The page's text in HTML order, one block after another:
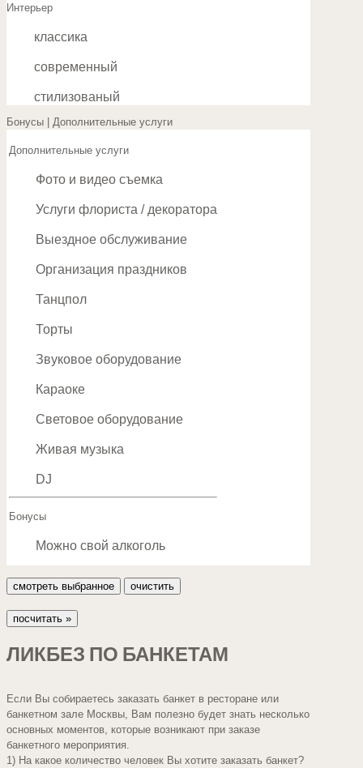
Интерьер
классика
современный
стилизованый
Бонусы | Дополнительные услуги
Дополнительные услуги
Фото и видео съемка
Услуги флориста / декоратора
Выездное обслуживание
Организация праздников
Танцпол
Торты
Звуковое оборудование
Караоке
Световое оборудование
Живая музыка
DJ
Бонусы
Можно свой алкоголь
ЛИКБЕЗ ПО БАНКЕТАМ
Если Вы собираетесь заказать банкет в ресторане или
банкетном зале Москвы, Вам полезно будет знать несколько
основных моментов, которые возникают при заказе
банкетного мероприятия.
1) На какое количество человек Вы хотите заказать банкет?